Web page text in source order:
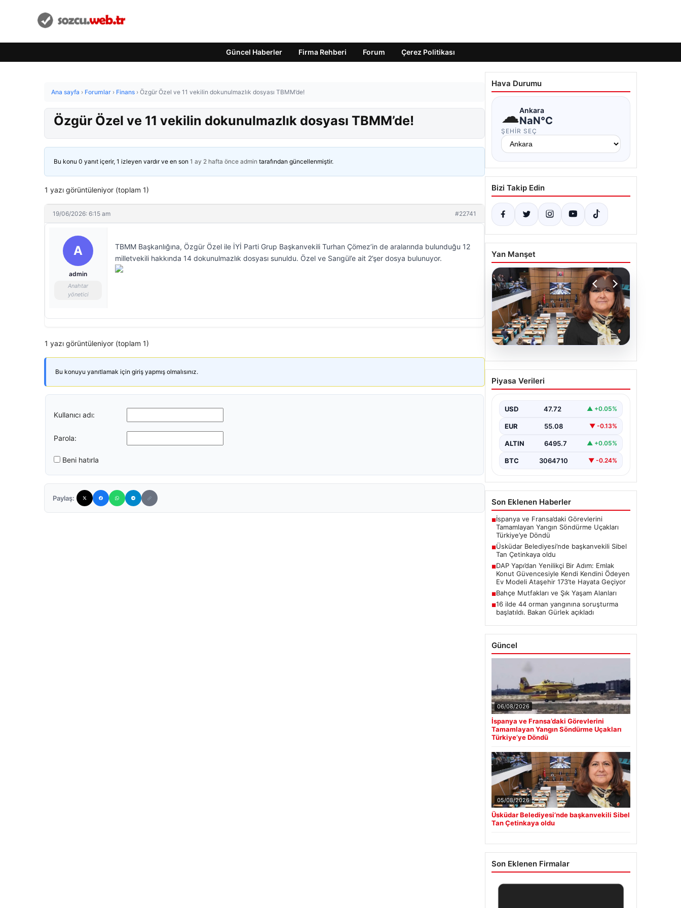
Güncel Haberler Firma Rehberi Forum Çerez Politikası
Ana sayfa › Forumlar › Finans › Özgür Özel ve 11 vekilin dokunulmazlık dosyası TBMM’de!
Özgür Özel ve 11 vekilin dokunulmazlık dosyası TBMM’de!
Bu konu 0 yanıt içerir, 1 izleyen vardır ve en son 1 ay 2 hafta önce admin tarafından güncellenmiştir.
1 yazı görüntüleniyor (toplam 1)
19/06/2026: 6:15 am #22741
A
admin
Anahtar
yönetici
TBMM Başkanlığına, Özgür Özel ile İYİ Parti Grup Başkanvekili Turhan Çömez’in de aralarında bulunduğu 12
milletvekili hakkında 14 dokunulmazlık dosyası sunuldu. Özel ve Sarıgül’e ait 2’şer dosya bulunuyor.
1 yazı görüntüleniyor (toplam 1)
Bu konuyu yanıtlamak için giriş yapmış olmalısınız.
Kullanıcı adı:
Parola:
Beni hatırla
Paylaş:
Hava Durumu
☁Ankara
NaN°C
ŞEHIR SEÇ
Bizi Takip Edin
Yan Manşet
Üsküdar Belediyesi’nde
başkanvekili Sibel Tan
Piyasa Verileri
USD 47.72 ▲ +0.05%
EUR 55.08 ▼ -0.13%
ALTIN 6495.7 ▲ +0.05%
BTC 3064710 ▼ -0.24%
Son Eklenen Haberler
■İspanya ve Fransa’daki Görevlerini
Tamamlayan Yangın Söndürme Uçakları
Türkiye’ye Döndü
■Üsküdar Belediyesi’nde başkanvekili Sibel
Tan Çetinkaya oldu
■DAP Yapı’dan Yenilikçi Bir Adım: Emlak
Konut Güvencesiyle Kendi Kendini Ödeyen
Ev Modeli Ataşehir 173’te Hayata Geçiyor
■Bahçe Mutfakları ve Şık Yaşam Alanları
■16 ilde 44 orman yangınına soruşturma
başlatıldı. Bakan Gürlek açıkladı
Güncel
06/08/2026
İspanya ve Fransa’daki Görevlerini
Tamamlayan Yangın Söndürme Uçakları
Türkiye’ye Döndü
05/08/2026
Üsküdar Belediyesi’nde başkanvekili Sibel
Tan Çetinkaya oldu
Son Eklenen Firmalar